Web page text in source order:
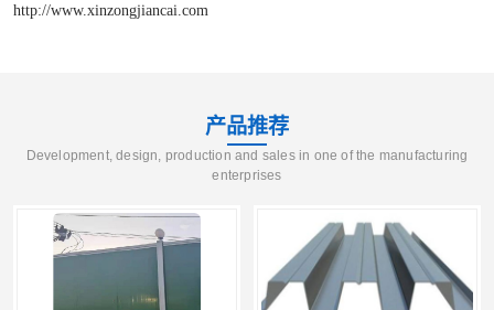
http://www.xinzongjiancai.com
产品推荐
Development, design, production and sales in one of the manufacturing
enterprises